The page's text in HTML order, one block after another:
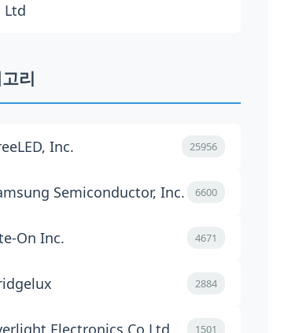
Ltd
리
Inc. 25956
Semiconductor, Inc. 6600
On Inc. 4671
2884
Electronics Co Ltd 1501